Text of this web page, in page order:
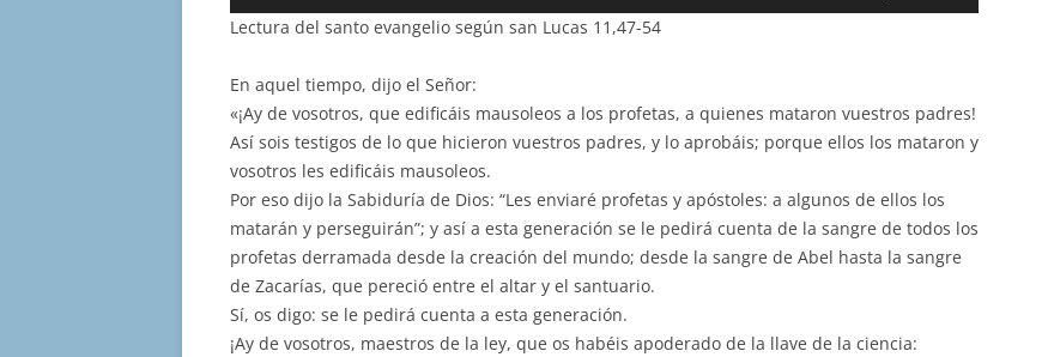
audio
arriba/abajo
para
o
disminuir
el
Lectura del santo evangelio según san Lucas 11,47-54
En aquel tiempo, dijo el Señor:
«¡Ay de vosotros, que edificáis mausoleos a los profetas, a quienes mataron vuestros padres!
Así sois testigos de lo que hicieron vuestros padres, y lo aprobáis; porque ellos los mataron y
vosotros les edificáis mausoleos.
Por eso dijo la Sabiduría de Dios: “Les enviaré profetas y apóstoles: a algunos de ellos los
matarán y perseguirán”; y así a esta generación se le pedirá cuenta de la sangre de todos los
profetas derramada desde la creación del mundo; desde la sangre de Abel hasta la sangre
de Zacarías, que pereció entre el altar y el santuario.
Sí, os digo: se le pedirá cuenta a esta generación.
¡Ay de vosotros, maestros de la ley, que os habéis apoderado de la llave de la ciencia: